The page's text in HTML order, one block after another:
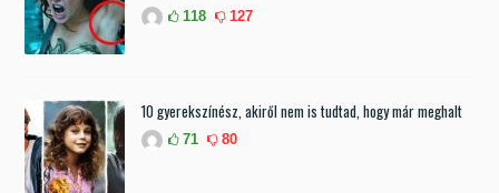
118 127
10 gyerekszínész, akiről nem is tudtad, hogy már meghalt
71 80